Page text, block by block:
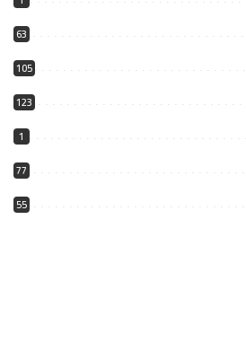
63
105
123
1
77
55